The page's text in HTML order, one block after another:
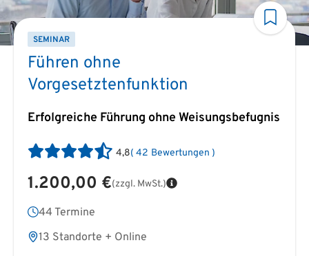
SEMINAR
Führen ohne
Vorgesetztenfunktion
Erfolgreiche Führung ohne Weisungsbefugnis
4,8( 42 Bewertungen )
1.200,00 €(zzgl. MwSt.)
44 Termine
13 Standorte + Online